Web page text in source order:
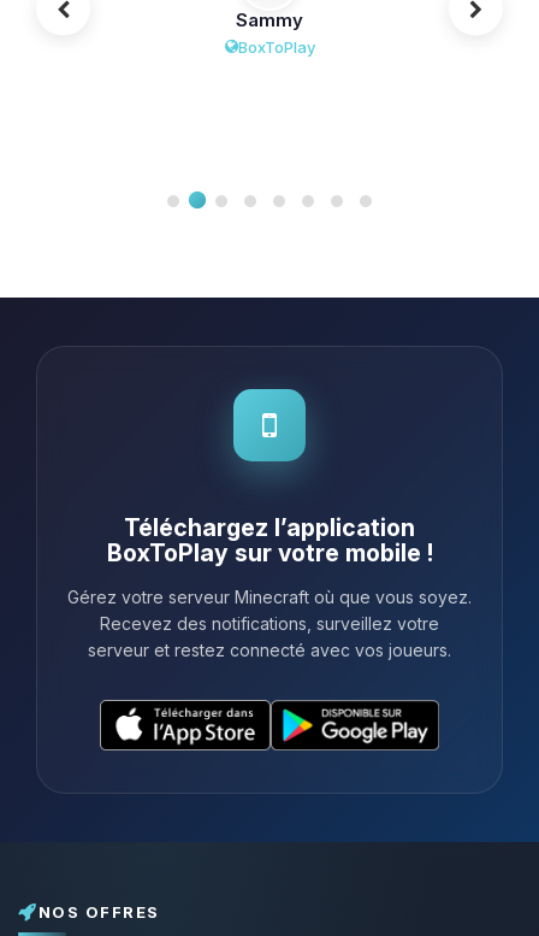
Sammy
BoxToPlay
Téléchargez l’application
BoxToPlay sur votre mobile !
Gérez votre serveur Minecraft où que vous soyez.
Recevez des notifications, surveillez votre
serveur et restez connecté avec vos joueurs.
NOS OFFRES